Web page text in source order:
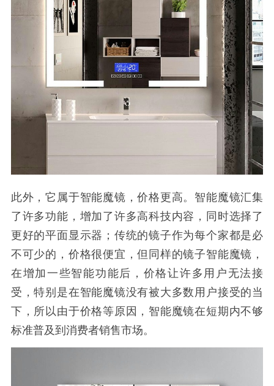
此外，它属于智能魔镜，价格更高。智能魔镜汇集
了许多功能，增加了许多高科技内容，同时选择了
更好的平面显示器；传统的镜子作为每个家都是必
不可少的，价格很便宜，但同样的镜子智能魔镜，
在增加一些智能功能后，价格让许多用户无法接
受，特别是在智能魔镜没有被大多数用户接受的当
下，所以由于价格等原因，智能魔镜在短期内不够
标准普及到消费者销售市场。